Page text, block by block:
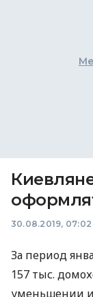
30.08.2019, 07:02
За период
157 тыс.
уменьшении